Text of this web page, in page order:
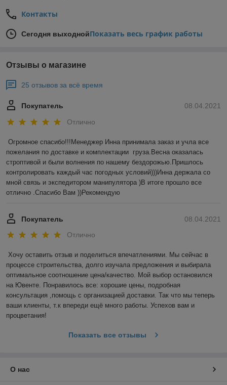
Контакты
Сегодня выходнойПоказать весь график работы
Отзывы о магазине
25 отзывов за всё время
08.04.2021
Покупатель
Отлично
Огромное спасибо!!!Менеджер Инна принимала заказ и учла все
пожелания по доставке и комплектации  груза.Весна оказалась
строптивой и были волнения по нашему бездорожью.Пришлось
контролировать каждый час погодных условий)))Инна держала со
мной связь и экспедитором манипулятора )В итоге прошло все
отлично .Спасибо Вам ))Рекомендую
08.04.2021
Покупатель
Отлично
Хочу оставить отзыв и поделиться впечатлениями. Мы сейчас в
процессе строительства, долго изучала предложения и выбирала
оптимальное соотношение цена/качество. Мой выбор остановился
на Ювенте. Понравилось все: хорошие цены, подробная
консультация ,помощь с организацией доставки. Так что мы теперь
ваши клиенты, т.к впереди ещё много работы. Успехов вам и
процветания!
Показать все отзывы
О нас